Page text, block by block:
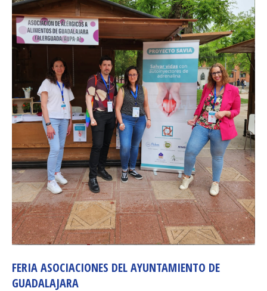
FERIA ASOCIACIONES DEL AYUNTAMIENTO DE
GUADALAJARA